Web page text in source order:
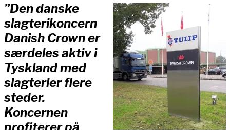
”Den danske
slagterikoncern
Danish Crown er
særdeles aktiv i
Tyskland med
slagterier flere
steder.
Koncernen